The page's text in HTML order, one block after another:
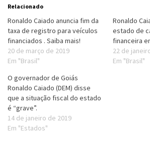
Relacionado
Ronaldo Caiado anuncia fim da
taxa de registro para veículos
financiados . Saiba mais!
20 de março de 2019
Em "Brasil"
Ronaldo
estado de
financeira
22 de
Em "Brasil"
O governador de Goiás
Ronaldo Caiado (DEM) disse
que a situação fiscal do estado
é “grave”.
14 de janeiro de 2019
Em "Estados"